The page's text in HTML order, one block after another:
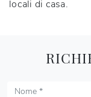
locali di casa.